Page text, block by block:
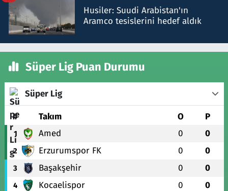
Husiler: Suudi Arabistan'ın
Aramco tesislerini hedef aldık
Süper Lig Puan Durumu
Süper Lig
# Takım O P
1 Amed 0 0
2 Erzurumspor FK 0 0
3 Başakşehir 0 0
4 Kocaelispor 0 0